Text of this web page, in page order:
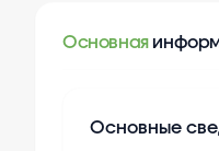
Основная
Основные